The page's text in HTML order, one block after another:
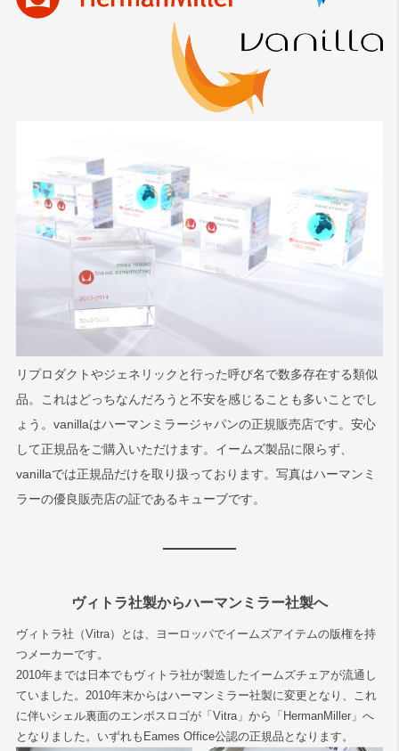
リプロダクトやジェネリックと行った呼び名で数多存在する類似
品。これはどっちなんだろうと不安を感じることも多いことでし
ょう。vanillaはハーマンミラージャパンの正規販売店です。安心
して正規品をご購入いただけます。イームズ製品に限らず、
vanillaでは正規品だけを取り扱っております。写真はハーマンミ
ラーの優良販売店の証であるキューブです。
ヴィトラ社製からハーマンミラー社製へ
ヴィトラ社（Vitra）とは、ヨーロッパでイームズアイテムの版権を持
つメーカーです。
2010年までは日本でもヴィトラ社が製造したイームズチェアが流通し
ていました。2010年末からはハーマンミラー社製に変更となり、これ
に伴いシェル裏面のエンボスロゴが「Vitra」から「HermanMiller」へ
となりました。いずれもEames Office公認の正規品となります。